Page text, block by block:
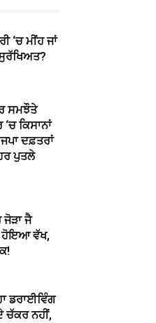
‘ਚ ਮੀਂਹ ਜਾਂ
ਸੁਰੱਖਿਅਤ?
ਸਮਝੌਤੇ
ਕਿਸਾਨਾਂ
ਦਫ਼ਤਰਾਂ
ਪੁਤਲੇ
ਜੋੜਾ ਜੈ
ਹੋਇਆ ਵੱਖ,
ਡਰਾਈਵਿੰਗ
ਚੱਕਰ ਨਹੀਂ,